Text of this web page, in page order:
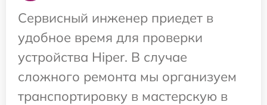
Сервисный инженер приедет в
удобное время для проверки
устройства Hiper. В случае
сложного ремонта мы организуем
транспортировку в мастерскую в